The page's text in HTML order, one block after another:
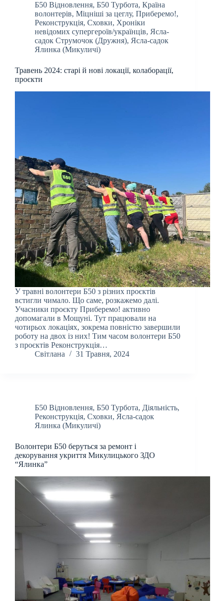
Б50 Відновлення, Б50 Турбота, Країна
волонтерів, Міцніші за цеглу, Приберемо!,
Реконструкція, Сховки, Хроніки
невідомих супергероїв/українців, Ясла-
садок Струмочок (Дружня), Ясла-садок
Ялинка (Микуличі)
Травень 2024: старі й нові локації, колаборації,
проєкти
У травні волонтери Б50 з різних проєктів
встигли чимало. Що саме, розкажемо далі.
Учасники проєкту Приберемо! активно
допомагали в Мощуні. Тут працювали на
чотирьох локаціях, зокрема повністю завершили
роботу на двох із них! Тим часом волонтери Б50
з проєктів Реконструкція…
Світлана
31 Травня, 2024
Б50 Відновлення, Б50 Турбота, Діяльність,
Реконструкція, Сховки, Ясла-садок
Ялинка (Микуличі)
Волонтери Б50 беруться за ремонт і
декорування укриття Микулицького ЗДО
“Ялинка”